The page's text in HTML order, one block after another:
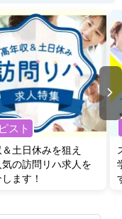
スト
土日休みを狙え
気の訪問リハ求人を
ます！